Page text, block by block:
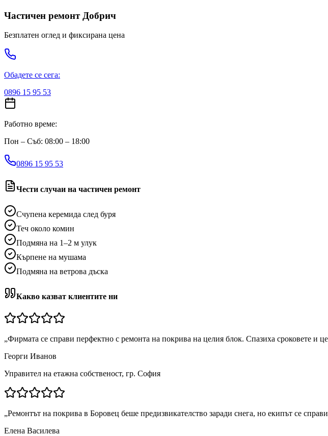
Частичен ремонт Добрич
Безплатен оглед и фиксирана цена
Обадете се сега:
0896 15 95 53
Работно време:
Пон – Съб: 08:00 – 18:00
0896 15 95 53
Чести случаи на частичен ремонт
Счупена керемида след буря
Теч около комин
Подмяна на 1–2 м улук
Кърпене на мушама
Подмяна на ветрова дъска
Какво казват клиентите ни
„Фирмата се справи перфектно с ремонта на покрива на целия блок. Спазиха сроковете и
Георги Иванов
Управител на етажна собственост, гр. София
„Ремонтът на покрива в Боровец беше предизвикателство заради снега, но екипът се
Елена Василева